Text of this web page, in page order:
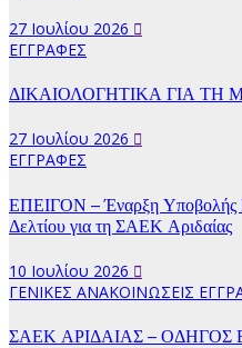
27 Ιουλίου 2026
ΕΓΓΡΑΦΕΣ
ΔΙΚΑΙΟΛΟΓΗΤΙΚΑ ΓΙΑ ΤΗ
27 Ιουλίου 2026
ΕΓΓΡΑΦΕΣ
ΕΠΕΙΓΟΝ – Έναρξη Υποβολής
Δελτίου για τη ΣΑΕΚ Αριδαίας
10 Ιουλίου 2026
ΓΕΝΙΚΕΣ ΑΝΑΚΟΙΝΩΣΕΙΣ
ΣΑΕΚ ΑΡΙΔΑΙΑΣ – ΟΔΗΓΟΣ